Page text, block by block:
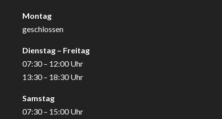
Montag
geschlossen
Dienstag – Freitag
07:30 – 12:00 Uhr
13:30 – 18:30 Uhr
Samstag
07:30 – 15:00 Uhr